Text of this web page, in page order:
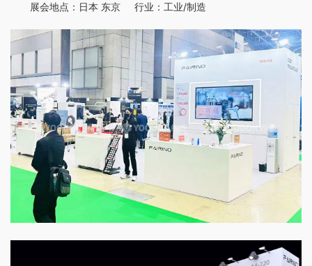
展会地点：日本 东京     行业：工业/制造